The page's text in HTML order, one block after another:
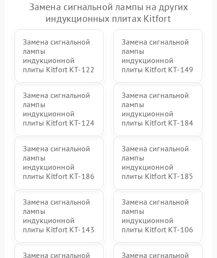
Замена сигнальной лампы на других
индукционных плитах Kitfort
Замена сигнальной
лампы
индукционной
плиты Kitfort КТ-122
Замена сигнальной
лампы
индукционной
плиты Kitfort КТ-149
Замена сигнальной
лампы
индукционной
плиты Kitfort КТ-124
Замена сигнальной
лампы
индукционной
плиты Kitfort КТ-184
Замена сигнальной
лампы
индукционной
плиты Kitfort КТ-186
Замена сигнальной
лампы
индукционной
плиты Kitfort КТ-185
Замена сигнальной
лампы
индукционной
плиты Kitfort КТ-143
Замена сигнальной
лампы
индукционной
плиты Kitfort КТ-106
Замена сигнальной Замена сигнальной